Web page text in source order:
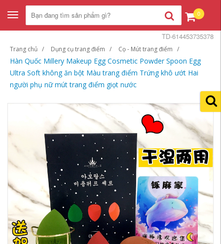
Toggle
navigation
0
Trang chủ Dụng cụ trang điểm Cọ - Mút trang điểm
Hàn Quốc Millery Makeup Egg Cosmetic Powder Spoon Egg
Ultra Soft không ăn bột Màu trang điểm Trứng khô ướt Hai
người phụ nữ mút trang điểm giọt nước
TD-614453735378